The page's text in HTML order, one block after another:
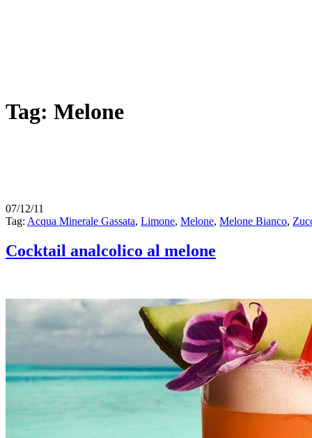
Tag: Melone
07/12/11
Tag: Acqua Minerale Gassata, Limone, Melone, Melone Bianco,
Cocktail analcolico al melone